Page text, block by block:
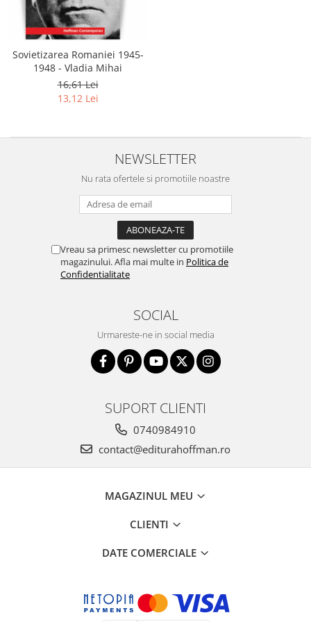
Literatura
Clasica
Contemporana
Moderna
Non-fictiune
Publicistica / Reportaje / Interviuri
Stiinte umaniste
Sociologie si filozofie
Sovietizarea Romaniei 1945-
1948 - Vladia Mihai
16,61 Lei
13,12 Lei
NEWSLETTER
Nu rata ofertele si promotiile noastre
Vreau sa primesc newsletter cu promotiile
magazinului. Afla mai multe in Politica de
Confidentialitate
SOCIAL
Urmareste-ne in social media
SUPORT CLIENTI
0740984910
contact@editurahoffman.ro
MAGAZINUL MEU
CLIENTI
DATE COMERCIALE